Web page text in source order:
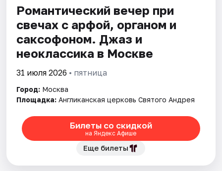
Города
Артисты
Рейтинги
Романтический вечер при
свечах с арфой, органом и
саксофоном. Джаз и
неоклассика в Москве
31 июля 2026 • пятница
Город: Москва
Площадка: Англиканская церковь Святого Андрея
Билеты со скидкой
на Яндекс Афише
Еще билеты